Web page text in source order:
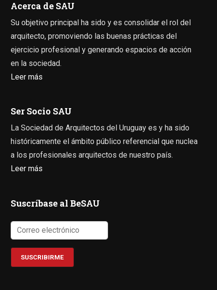
Acerca de SAU
Su objetivo principal ha sido y es consolidar el rol del
arquitecto, promoviendo las buenas prácticas del
ejercicio profesional y generando espacios de acción
en la sociedad.
Leer más
Ser Socio SAU
La Sociedad de Arquitectos del Uruguay es y ha sido
históricamente el ámbito público referencial que nuclea
a los profesionales arquitectos de nuestro país.
Leer más
Suscríbase al BeSAU